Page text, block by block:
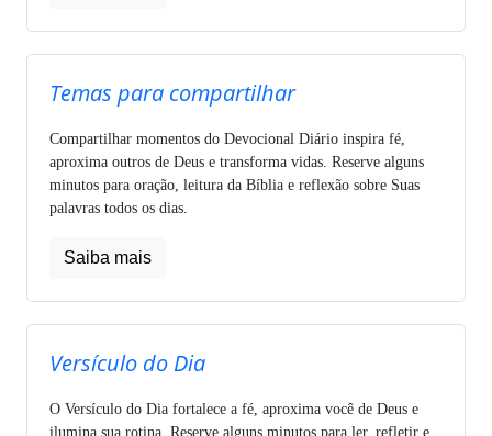
Temas para compartilhar
Compartilhar momentos do Devocional Diário inspira fé,
aproxima outros de Deus e transforma vidas. Reserve alguns
minutos para oração, leitura da Bíblia e reflexão sobre Suas
palavras todos os dias.
Saiba mais
Versículo do Dia
O Versículo do Dia fortalece a fé, aproxima você de Deus e
ilumina sua rotina. Reserve alguns minutos para ler, refletir e